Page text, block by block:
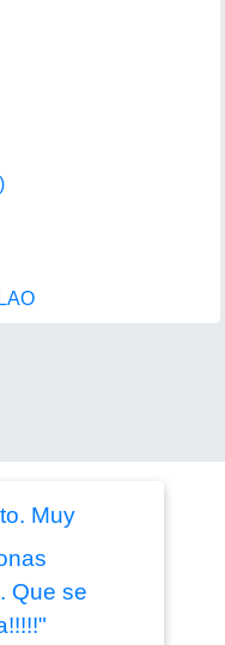
Muy
Que se